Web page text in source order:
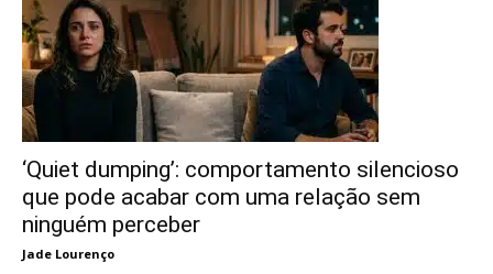
‘Quiet dumping’: comportamento silencioso
que pode acabar com uma relação sem
ninguém perceber
Jade Lourenço